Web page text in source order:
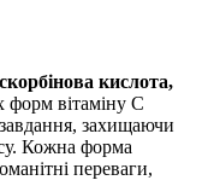
кислота,
форм вітаміну C
захищаючи
Кожна форма
переваги,